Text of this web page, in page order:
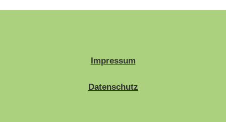
Impressum
Datenschutz